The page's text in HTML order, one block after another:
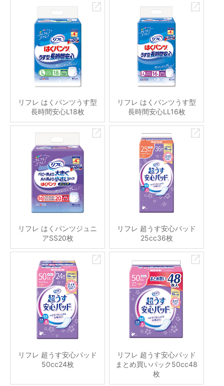
リフレ はくパンツうす型
長時間安心L18枚
リフレ はくパンツうす型
長時間安心LL16枚
リフレ はくパンツジュニ
アSS20枚
リフレ 超うす安心パッド
25cc36枚
リフレ 超うす安心パッド
50cc24枚
リフレ 超うす安心パッド
まとめ買いパック50cc48
枚